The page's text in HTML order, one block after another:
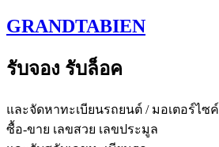
Skip
to
GRANDTABIEN
รับจอง รับล็อค
และจัดหาทะเบียนรถยนต์ / มอเตอร์ไซค์
ซื้อ-ขาย เลขสวย เลขประมูล